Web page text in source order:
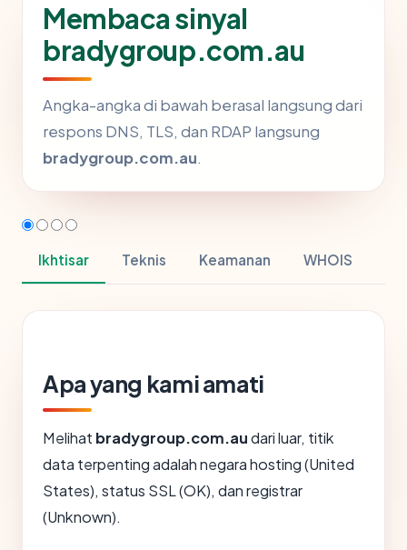
Membaca sinyal
bradygroup.com.au
Angka-angka di bawah berasal langsung dari
respons DNS, TLS, dan RDAP langsung
bradygroup.com.au.
Ikhtisar Teknis Keamanan WHOIS
Apa yang kami amati
Melihat bradygroup.com.audari luar, titik
data terpenting adalah negara hosting (United
States), status SSL (OK), dan registrar
(Unknown).